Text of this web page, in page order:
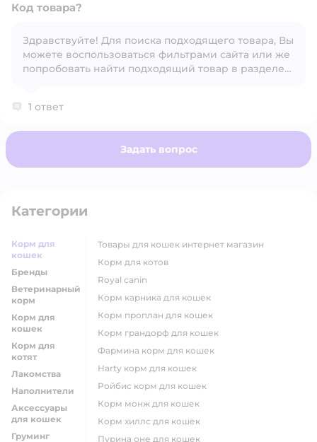
Открыть вопрос
Код товара?
Здравствуйте! Для поиска подходящего товара, Вы
можете воспользоваться фильтрами сайта или же
попробовать найти подходящий товар в разделе
1 ответ
Задать вопрос
Категории
Корм для
кошек
Бренды
Ветеринарный
корм
Корм для
кошек
Корм для
котят
Лакомства
Наполнители
Аксессуары
для кошек
Груминг
товары для кошек интернет магазин
корм для котов
royal canin
корм карника для кошек
корм проплан для кошек
корм грандорф для кошек
фармина корм для кошек
harty корм для кошек
ройбис корм для кошек
корм монж для кошек
корм хиллс для кошек
пурина оне для кошек